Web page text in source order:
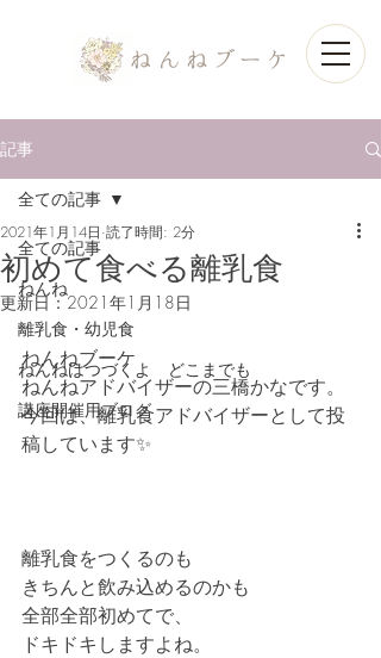
記事
全ての記事
ねんね
離乳食・幼児食
ねんねはつづくよ どこまでも
講座開催用ブログ
全ての記事
初めて食べる離乳食
2021年1月14日 読了時間: 2分
更新日：2021年1月18日
ねんねブーケ
ねんねアドバイザーの三橋かなです。
今回は、離乳食アドバイザーとして投
稿しています✨
離乳食をつくるのも
きちんと飲み込めるのかも
全部全部初めてで、
ドキドキしますよね。